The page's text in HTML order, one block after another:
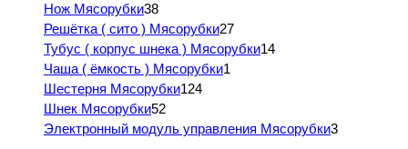
Нож Мясорубки38
Решётка ( сито ) Мясорубки27
Тубус ( корпус шнека ) Мясорубки14
Чаша ( ёмкость ) Мясорубки1
Шестерня Мясорубки124
Шнек Мясорубки52
Электронный модуль управления Мясорубки3